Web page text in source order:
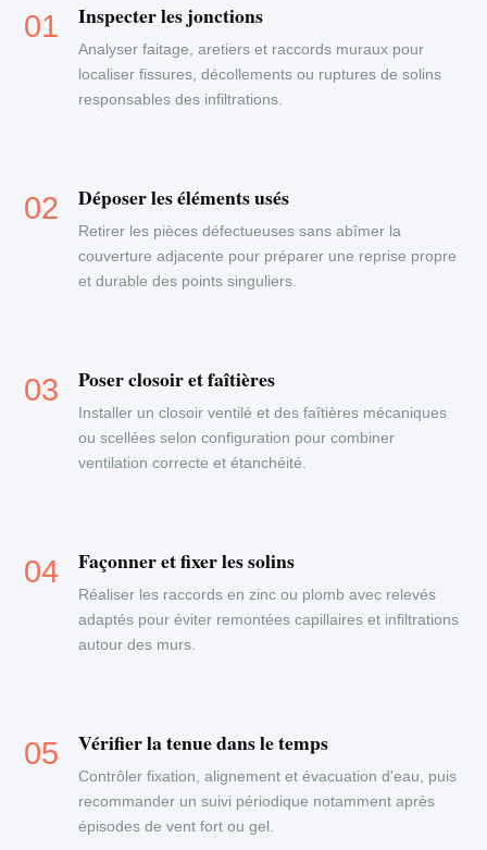
Inspecter les jonctions
Analyser faitage, aretiers et raccords muraux pour
localiser fissures, décollements ou ruptures de solins
responsables des infiltrations.
Déposer les éléments usés
Retirer les pièces défectueuses sans abîmer la
couverture adjacente pour préparer une reprise propre
et durable des points singuliers.
Poser closoir et faîtières
Installer un closoir ventilé et des faîtières mécaniques
ou scellées selon configuration pour combiner
ventilation correcte et étanchéité.
Façonner et fixer les solins
Réaliser les raccords en zinc ou plomb avec relevés
adaptés pour éviter remontées capillaires et infiltrations
autour des murs.
Vérifier la tenue dans le temps
Contrôler fixation, alignement et évacuation d'eau, puis
recommander un suivi périodique notamment après
épisodes de vent fort ou gel.